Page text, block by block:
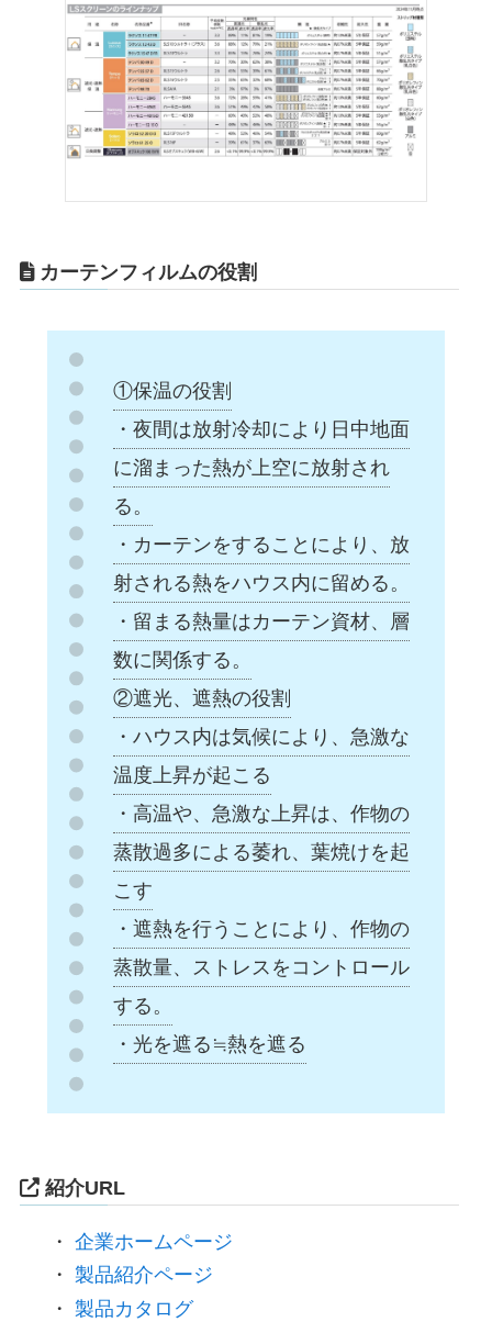
カーテンフィルムの役割
①保温の役割
・夜間は放射冷却により日中地面
に溜まった熱が上空に放射され
る。
・カーテンをすることにより、放
射される熱をハウス内に留める。
・留まる熱量はカーテン資材、層
数に関係する。
②遮光、遮熱の役割
・ハウス内は気候により、急激な
温度上昇が起こる
・高温や、急激な上昇は、作物の
蒸散過多による萎れ、葉焼けを起
こす
・遮熱を行うことにより、作物の
蒸散量、ストレスをコントロール
する。
・光を遮る≒熱を遮る
紹介URL
・ 企業ホームページ
・ 製品紹介ページ
・ 製品カタログ